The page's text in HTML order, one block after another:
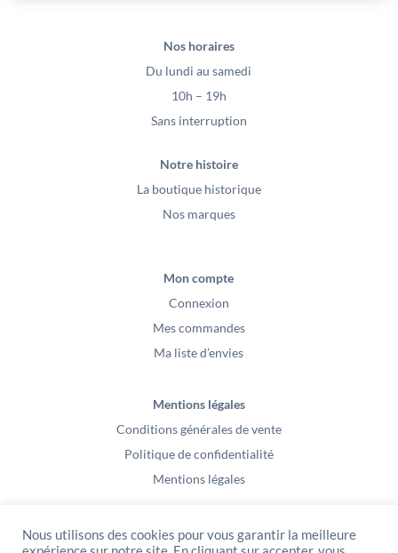
Nos horaires
Du lundi au samedi
10h – 19h
Sans interruption
Notre histoire
La boutique historique
Nos marques
Mon compte
Connexion
Mes commandes
Ma liste d’envies
Mentions légales
Conditions générales de vente
Politique de confidentialité
Mentions légales
Nous utilisons des cookies pour vous garantir la meilleure